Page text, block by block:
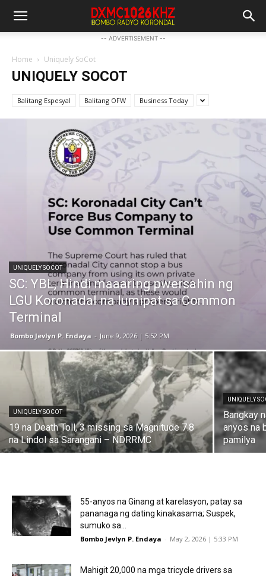
-- ADVERTISEMENT --
Home Uniquely SoCot
UNIQUELY SOCOT
Balitang Espesyal Balitang OFW Business Today
UNIQUELY SOCOT
SC: YBL, Hindi maaaring pwersahin ng
LGU Koronadal na lumipat sa Common
Terminal
Bombo Jevlyn P. Endaya - June 9, 2026 | 5:52 PM
UNIQUELY SOCOT
19 na Death Toll, 3 missing sa Magnitude 7.8
na Lindol sa Sarangani – NDRRMC
UNIQUELY
Bangkay
anyos na
pamilya
55-anyos na Ginang at karelasyon, patay sa
pananaga ng dating kinakasama; Suspek,
sumuko sa...
Bombo Jevlyn P. Endaya - May 2, 2026 | 5:33 PM
Mahigit 20,000 na mga tricycle drivers sa